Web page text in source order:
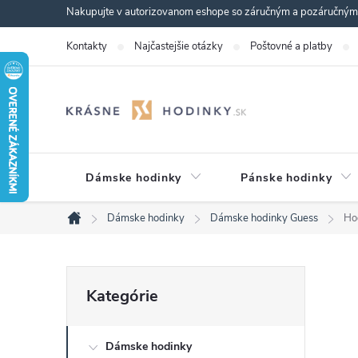
na
obsah
Nakupujte v autorizovanom eshope so záručným a
Kontakty Najčastejšie otázky Poštovné a platby
Dámske hodinky Pánske hodinky
Domov
Dámske hodinky Dámske hodinky Guess
o
kategórie
Kategórie
Dámske hodinky